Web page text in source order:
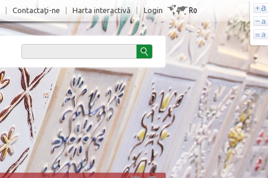
Login Ro
Contactaţi-ne Harta interactivă